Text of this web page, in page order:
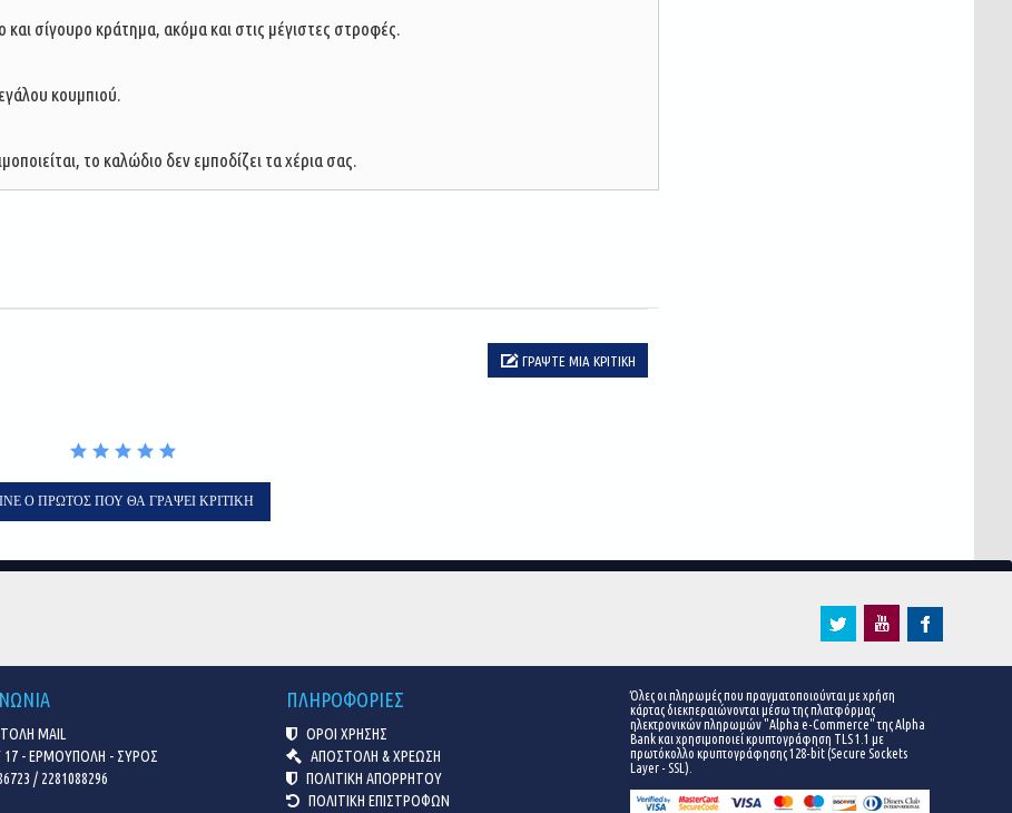
σίγουρο κράτημα, ακόμα και στις μέγιστες στροφές.
κουμπιού.
το καλώδιο δεν εμποδίζει τα χέρια σας.
ΓΡΆΨΤΕ ΜΙΑ ΚΡΙΤΙΚΉ
Ο ΠΡΏΤΟΣ ΠΟΥ ΘΑ ΓΡΆΨΕΙ ΚΡΙΤΙΚΉ
MAIL
17 - ΕΡΜΟΥΠΟΛΗ - ΣΥΡΟΣ
/ 2281088296
ΠΛΗΡΟΦΟΡΙΕΣ
ΟΡΟΙ ΧΡΗΣΗΣ
ΑΠΟΣΤΟΛΗ & ΧΡΕΩΣΗ
ΠΟΛΙΤΙΚΗ ΑΠΟΡΡΗΤΟΥ
ΠΟΛΙΤΙΚΗ ΕΠΙΣΤΡΟΦΩΝ
Όλες οι πληρωμές που πραγματοποιούνται με χρήση
κάρτας διεκπεραιώνονται μέσω της πλατφόρμας
ηλεκτρονικών πληρωμών "Alpha e-Commerce" της Alpha
Bank και χρησιμοποιεί κρυπτογράφηση TLS 1.1 με
πρωτόκολλο κρυπτογράφησης 128-bit (Secure Sockets
Layer - SSL).